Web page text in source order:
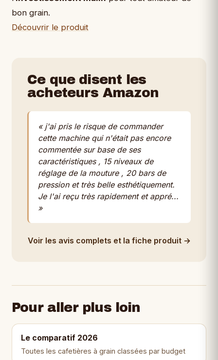
bon grain.
Découvrir le produit
Ce que disent les
acheteurs Amazon
« j'ai pris le risque de commander
cette machine qui n'était pas encore
commentée sur base de ses
caractéristiques , 15 niveaux de
réglage de la mouture , 20 bars de
pression et très belle esthétiquement.
Je l'ai reçu très rapidement et appré...
»
Voir les avis complets et la fiche produit →
Pour aller plus loin
Le comparatif 2026
Toutes les cafetières à grain classées par budget